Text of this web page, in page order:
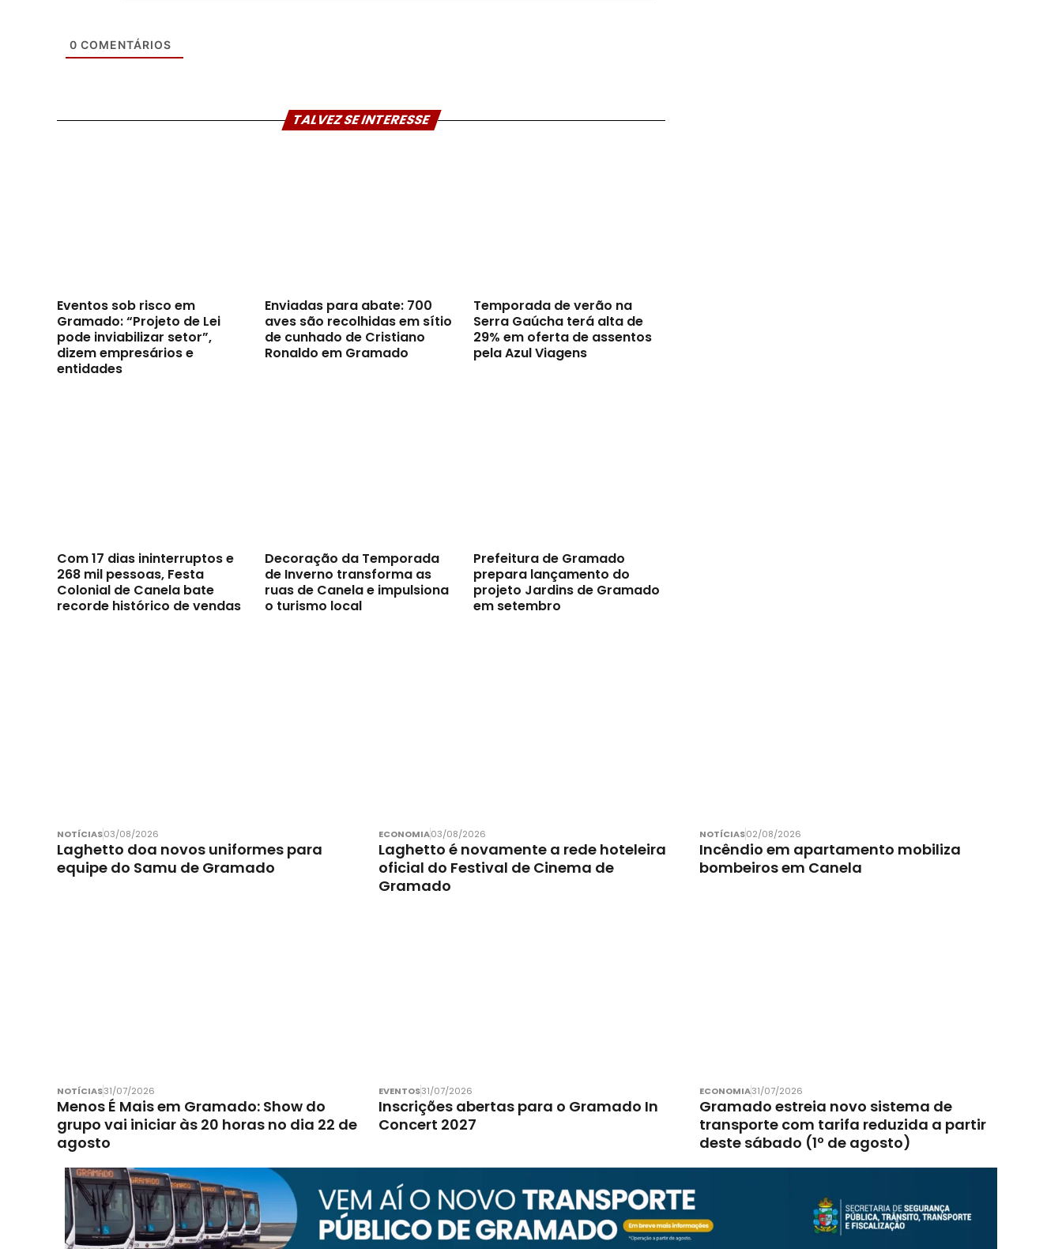
0 COMENTÁRIOS
TALVEZ SE INTERESSE
Eventos sob risco em
Gramado: “Projeto de Lei
pode inviabilizar setor”,
dizem empresários e
entidades
Enviadas para abate: 700
aves são recolhidas em sítio
de cunhado de Cristiano
Ronaldo em Gramado
Temporada de verão na
Serra Gaúcha terá alta de
29% em oferta de assentos
pela Azul Viagens
Com 17 dias ininterruptos e
268 mil pessoas, Festa
Colonial de Canela bate
recorde histórico de vendas
Decoração da Temporada
de Inverno transforma as
ruas de Canela e impulsiona
o turismo local
Prefeitura de Gramado
prepara lançamento do
projeto Jardins de Gramado
em setembro
NOTÍCIAS03/08/2026
Laghetto doa novos uniformes para
equipe do Samu de Gramado
ECONOMIA03/08/2026
Laghetto é novamente a rede hoteleira
oficial do Festival de Cinema de
Gramado
NOTÍCIAS02/08/2026
Incêndio em apartamento mobiliza
bombeiros em Canela
NOTÍCIAS31/07/2026
Menos É Mais em Gramado: Show do
grupo vai iniciar às 20 horas no dia 22 de
agosto
EVENTOS31/07/2026
Inscrições abertas para o Gramado In
Concert 2027
ECONOMIA31/07/2026
Gramado estreia novo sistema de
transporte com tarifa reduzida a partir
deste sábado (1º de agosto)